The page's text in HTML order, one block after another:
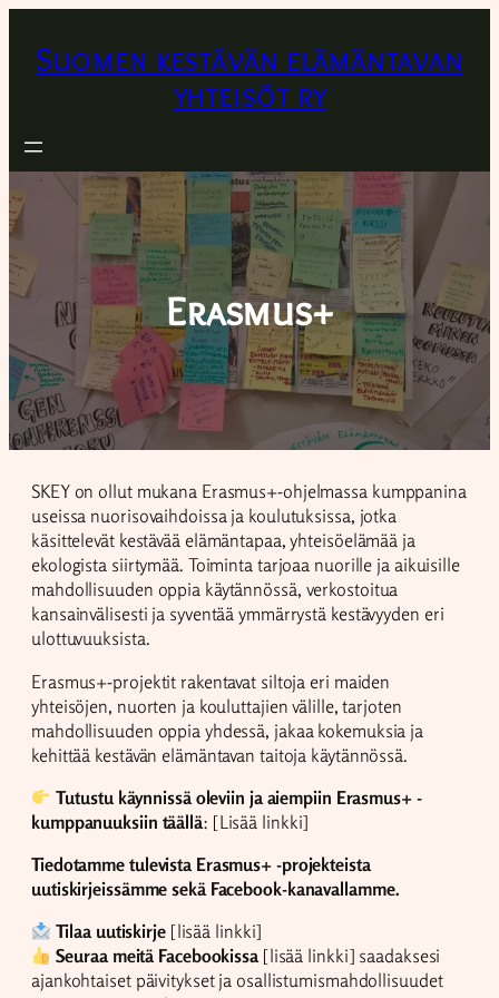
Suomen kestävän elämäntavan
yhteisöt ry
Erasmus+
SKEY on ollut mukana Erasmus+-ohjelmassa kumppanina
useissa nuorisovaihdoissa ja koulutuksissa, jotka
käsittelevät kestävää elämäntapaa, yhteisöelämää ja
ekologista siirtymää. Toiminta tarjoaa nuorille ja aikuisille
mahdollisuuden oppia käytännössä, verkostoitua
kansainvälisesti ja syventää ymmärrystä kestävyyden eri
ulottuvuuksista.
Erasmus+-projektit rakentavat siltoja eri maiden
yhteisöjen, nuorten ja kouluttajien välille, tarjoten
mahdollisuuden oppia yhdessä, jakaa kokemuksia ja
kehittää kestävän elämäntavan taitoja käytännössä.
Tutustu käynnissä oleviin ja aiempiin Erasmus+ -
kumppanuuksiin täällä: [Lisää linkki]
Tiedotamme tulevista Erasmus+ -projekteista
uutiskirjeissämme sekä Facebook-kanavallamme.
Tilaa uutiskirje[lisää linkki]
Seuraa meitä Facebookissa[lisää linkki] saadaksesi
ajankohtaiset päivitykset ja osallistumismahdollisuudet